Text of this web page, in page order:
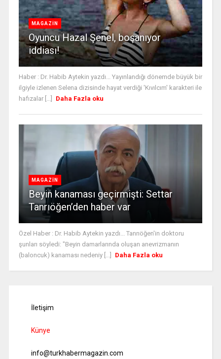
MAGAZİN
Oyuncu Hazal Şenel, boşanıyor
iddiası!
Haber : Dr. Habib Aytekin yazdı... Yayınlandığı dönemde büyük bir
ilgiyle izlenen Selena dizisinde hayat verdiği 'Kıvılcım' karakteri ile
hafızalar [...]
Daha Fazla oku
MAGAZİN
Beyin kanaması geçirmişti: Settar
Tanrıöğen’den haber var
Özel Haber : Dr. Habib Aytekin yazdı... Tanrıöğen'in doktoru
şunları söyledi: "Beyin damarlarında oluşan anevrizmanın
(baloncuk) kanaması nedeniy [...]
Daha Fazla oku
İletişim
Künye
info@turkhabermagazin.com